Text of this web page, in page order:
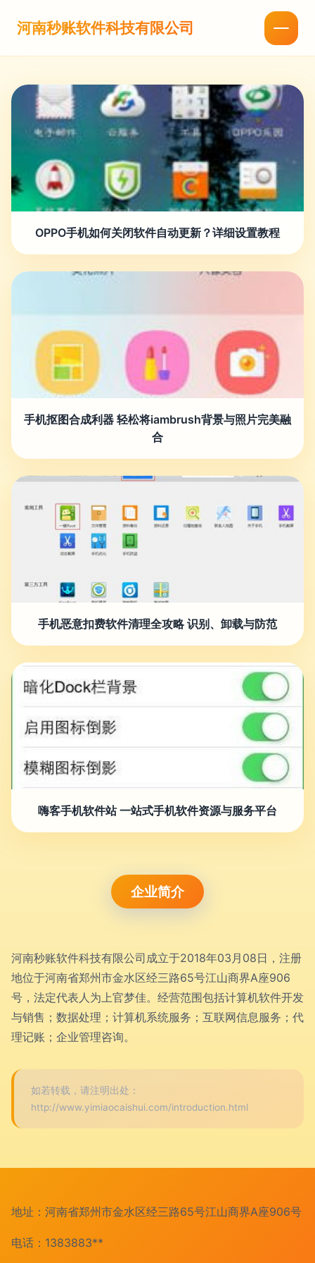
河南秒账软件科技有限公司
OPPO手机如何关闭软件自动更新？详细设置教程
手机抠图合成利器 轻松将iambrush背景与照片完美融
合
手机恶意扣费软件清理全攻略 识别、卸载与防范
嗨客手机软件站 一站式手机软件资源与服务平台
企业简介
河南秒账软件科技有限公司成立于2018年03月08日，注册
地位于河南省郑州市金水区经三路65号江山商界A座906
号，法定代表人为上官梦佳。经营范围包括计算机软件开发
与销售；数据处理；计算机系统服务；互联网信息服务；代
理记账；企业管理咨询。
如若转载，请注明出处：
http://www.yimiaocaishui.com/introduction.html
地址：河南省郑州市金水区经三路65号江山商界A座906号
电话：1383883**